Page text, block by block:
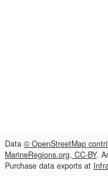
Data © OpenStreetMap
MarineRegions.org, CC-BY.
Purchase data exports at